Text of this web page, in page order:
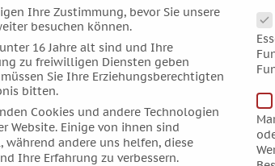
Aspekt herausgreifen, der mich in den
ist. Im Mythos wird Neptun als
der Ozeane bereits über ein großes
Ihre Zustimmung, bevor Sie unsere
besuchen können.
16 Jahre alt sind und Ihre
zu freiwilligen Diensten geben
Sie Ihre Erziehungsberechtigten
bitten.
Cookies und andere Technologien
Website. Einige von ihnen sind
während andere uns helfen, diese
Ihre Erfahrung zu verbessern.